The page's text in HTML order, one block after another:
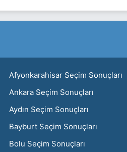
Afyonkarahisar Seçim Sonuçları
Ankara Seçim Sonuçları
Aydın Seçim Sonuçları
Bayburt Seçim Sonuçları
Bolu Seçim Sonuçları